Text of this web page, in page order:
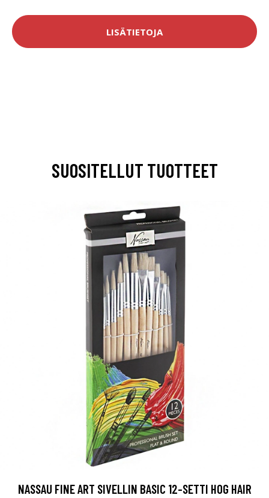
LISÄTIETOJA
SUOSITELLUT TUOTTEET
NASSAU FINE ART SIVELLIN BASIC 12-SETTI HOG HAIR